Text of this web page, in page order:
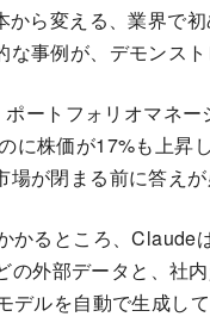
ら変える、業界で
事例が、デモンス
ートフォリオマネー
に株価が17%も上昇
が閉まる前に答えが
るところ、Claude
外部データと、社
ルを自動で生成して